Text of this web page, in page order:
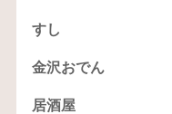
すし
金沢おでん
居酒屋